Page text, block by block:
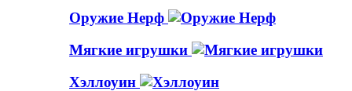
Оружие Нерф
Мягкие игрушки
Хэллоуин